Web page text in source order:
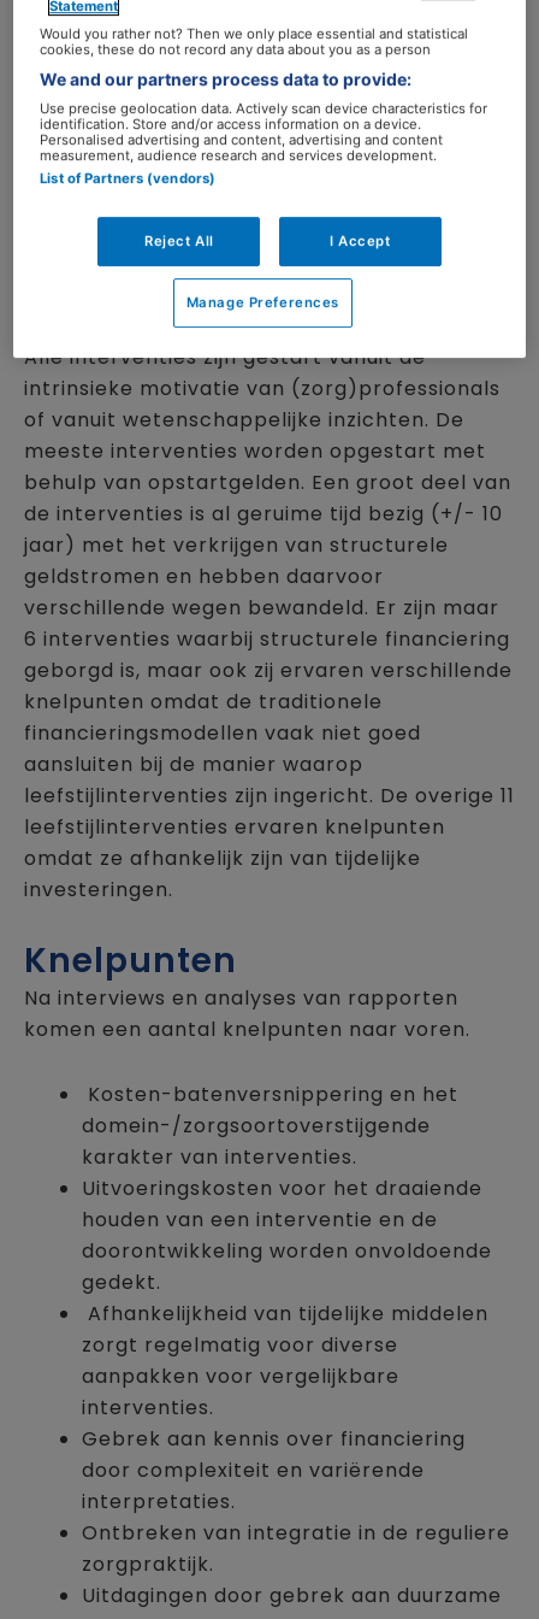
Onderzoekers analyseerden 17
praktijkvoorbeelden van leefstijlinterventies.
Dit zijn onder andere een aantal
leefstijl(zorg)loketten, ProMuscle, Welzijn op
Recept, GLI voor kinderen en Keer Diabetes
Elf interventies afhankelijk
van tijdelijke financiering
Alle interventies zijn gestart vanuit de
intrinsieke motivatie van (zorg)professionals
of vanuit wetenschappelijke inzichten. De
meeste interventies worden opgestart met
behulp van opstartgelden. Een groot deel van
de interventies is al geruime tijd bezig (+/- 10
jaar) met het verkrijgen van structurele
geldstromen en hebben daarvoor
verschillende wegen bewandeld. Er zijn maar
6 interventies waarbij structurele financiering
geborgd is, maar ook zij ervaren verschillende
knelpunten omdat de traditionele
financieringsmodellen vaak niet goed
aansluiten bij de manier waarop
leefstijlinterventies zijn ingericht. De overige 11
leefstijlinterventies ervaren knelpunten
omdat ze afhankelijk zijn van tijdelijke
investeringen.
Knelpunten
Na interviews en analyses van rapporten
komen een aantal knelpunten naar voren.
Kosten-batenversnippering en het
domein-/zorgsoortoverstijgende
karakter van interventies.
Uitvoeringskosten voor het draaiende
houden van een interventie en de
doorontwikkeling worden onvoldoende
gedekt.
Afhankelijkheid van tijdelijke middelen
zorgt regelmatig voor diverse
aanpakken voor vergelijkbare
interventies.
Gebrek aan kennis over financiering
door complexiteit en variërende
interpretaties.
Ontbreken van integratie in de reguliere
zorgpraktijk.
Uitdagingen door gebrek aan duurzame
Statement
Would you rather not? Then we only place essential and statistical
cookies, these do not record any data about you as a person
We and our partners process data to provide:
Use precise geolocation data. Actively scan device characteristics for
identification. Store and/or access information on a device.
Personalised advertising and content, advertising and content
measurement, audience research and services development.
List of Partners (vendors)
Reject All I Accept
Manage Preferences